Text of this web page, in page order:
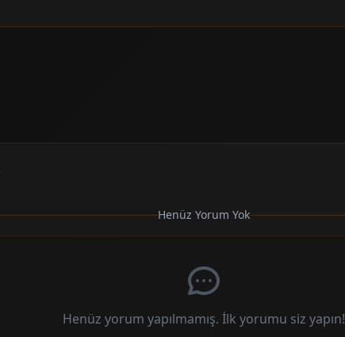
Henüz Yorum Yok
Henüz yorum yapılmamış. İlk yorumu siz yapın!